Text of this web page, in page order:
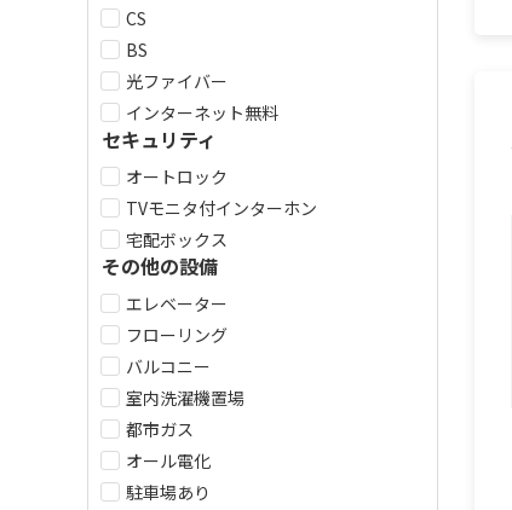
CS
BS
光ファイバー
インターネット無料
セキュリティ
オートロック
TVモニタ付インターホン
宅配ボックス
その他の設備
エレベーター
フローリング
バルコニー
室内洗濯機置場
都市ガス
オール電化
駐車場あり